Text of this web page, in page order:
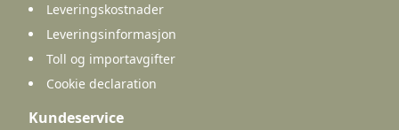
Leveringskostnader
Leveringsinformasjon
Toll og importavgifter
Cookie declaration
Kundeservice